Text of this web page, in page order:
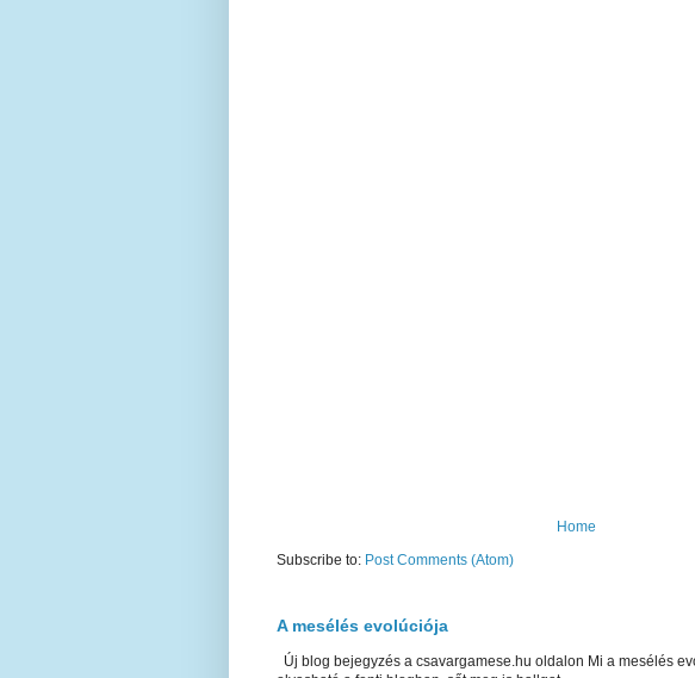
Home
Subscribe to: Post Comments (Atom)
A mesélés evolúciója
Új blog bejegyzés a csavargamese.hu oldalon Mi a mesélés